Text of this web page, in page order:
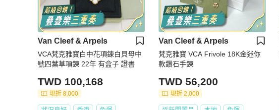
Van Cleef & Arpels
VCA梵克雅寶白中花項鍊白貝母中
號四葉草項鍊 22年 有盒子 證書
TWD 100,168
現折 8,000
Van Cleef & Arpels
梵克雅寶 VCA Frivole 18K金迷你
款鑽石手鍊
TWD 56,200
現折 2,000